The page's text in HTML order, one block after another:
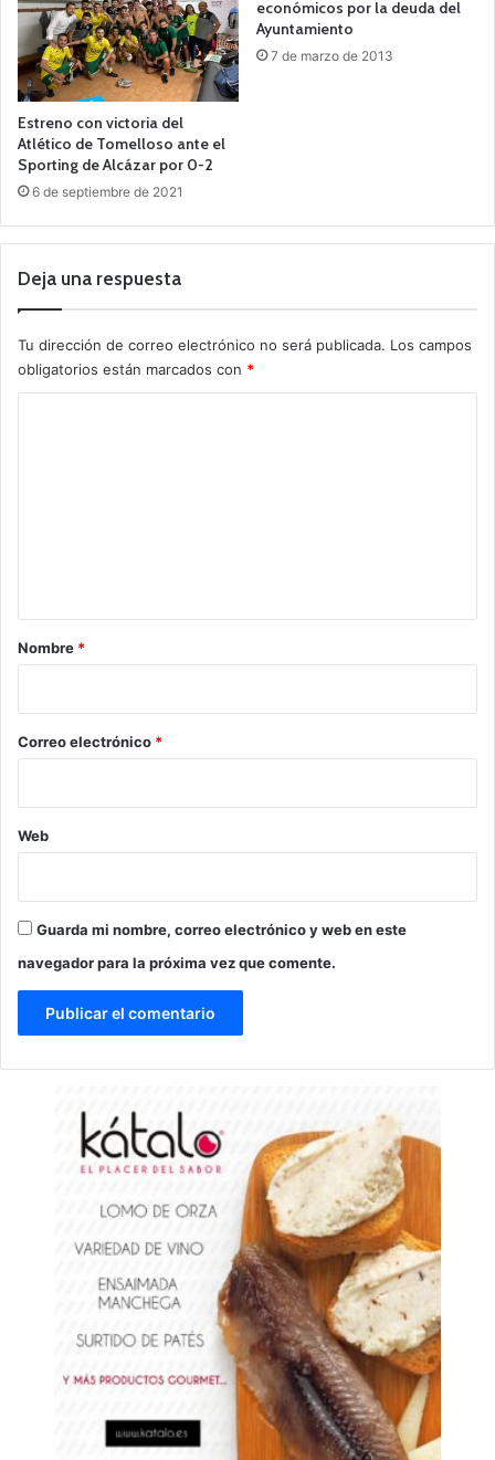
Estreno con victoria del
Atlético de Tomelloso ante el
Sporting de Alcázar por 0-2
6 de septiembre de 2021
económicos por la deuda del
Ayuntamiento
7 de marzo de 2013
Deja una respuesta
Tu dirección de correo electrónico no será publicada. Los campos
obligatorios están marcados con *
r
*
Nombre *
Correo electrónico *
Web
Guarda mi nombre, correo electrónico y web en este
navegador para la próxima vez que comente.